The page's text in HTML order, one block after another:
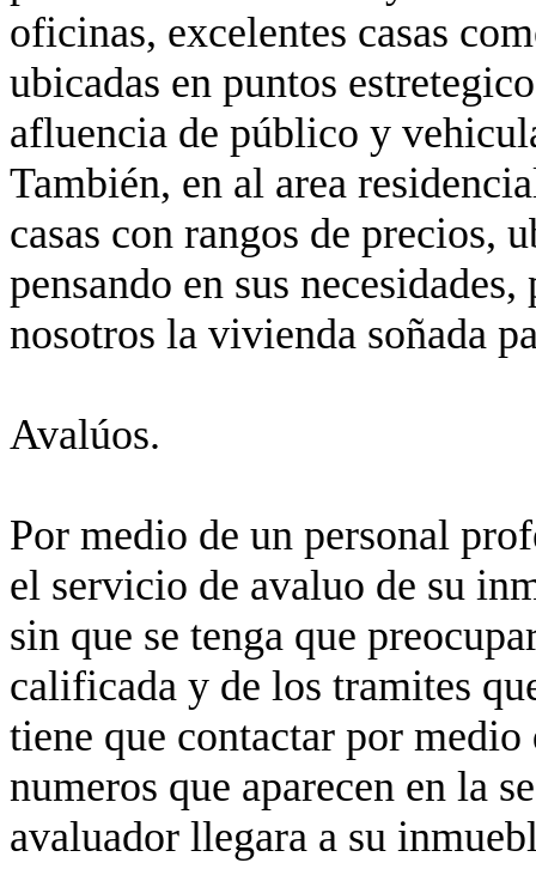
oficinas, excelentes casas
ubicadas en puntos
afluencia de público y
También, en al area
casas con rangos de precios,
pensando en sus
nosotros la vivienda soñada
Avalúos.
Por medio de un personal
el servicio de avaluo de su
sin que se tenga que
calificada y de los tramites
tiene que contactar por
numeros que aparecen en la
avaluador llegara a su